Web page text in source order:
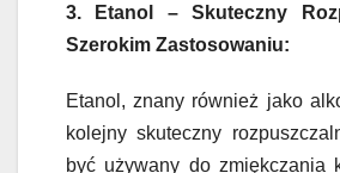
3. Etanol – Skuteczny
Szerokim Zastosowaniu:
Etanol, znany również jako
kolejny skuteczny
być używany do zmiękczania